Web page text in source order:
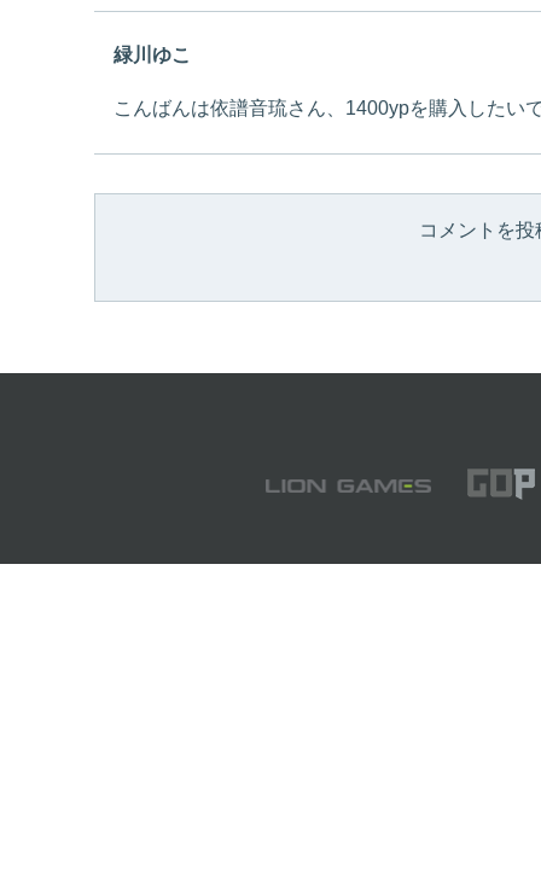
緑川ゆこ
こんばんは依譜音琉さん、1400ypを購入したい
コメントを